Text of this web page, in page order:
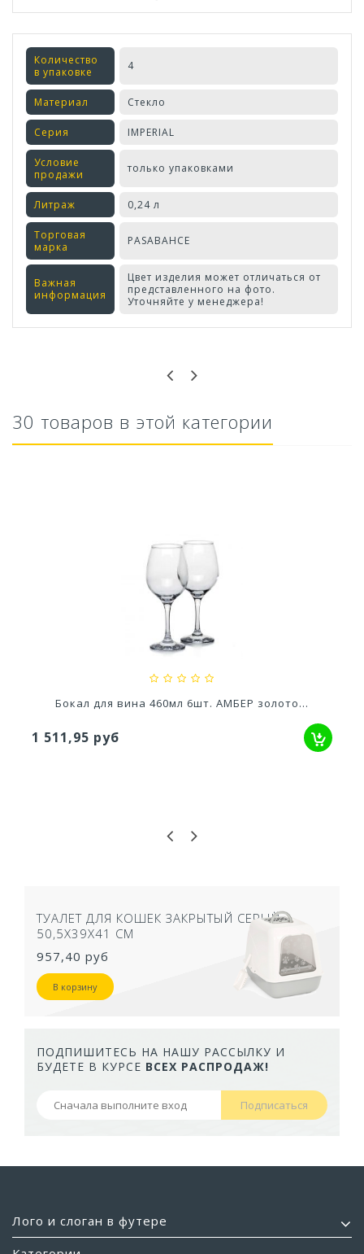
Количество
в упаковке
4
Материал Стекло
Серия IMPERIAL
Условие
продажи
только упаковками
Литраж 0,24 л
Торговая
марка
PASABAHCE
Важная
информация
Цвет изделия может отличаться от
представленного на фото.
Уточняйте у менеджера!
Кашпо Грация прайм (1,3л) Цв. Антрацит...
30 товаров в этой категории
Бокал для вина 460мл 6шт. АМБЕР золото...
1 511,95 руб
ТУАЛЕТ ДЛЯ КОШЕК ЗАКРЫТЫЙ СЕРЫЙ
50,5Х39Х41 СМ
957,40 руб
В корзину
ПОДПИШИТЕСЬ НА НАШУ РАССЫЛКУ И
БУДЕТЕ В КУРСЕ ВСЕХ РАСПРОДАЖ!
Подписаться
Лого и слоган в футере